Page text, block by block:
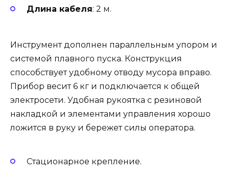
Длина кабеля: 2 м.
Инструмент дополнен параллельным упором и
системой плавного пуска. Конструкция
способствует удобному отводу мусора вправо.
Прибор весит 6 кг и подключается к общей
электросети. Удобная рукоятка с резиновой
накладкой и элементами управления хорошо
ложится в руку и бережет силы оператора.
Стационарное крепление.